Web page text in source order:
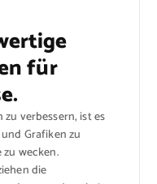
für
verbessern, ist es
Grafiken zu
wecken.
die